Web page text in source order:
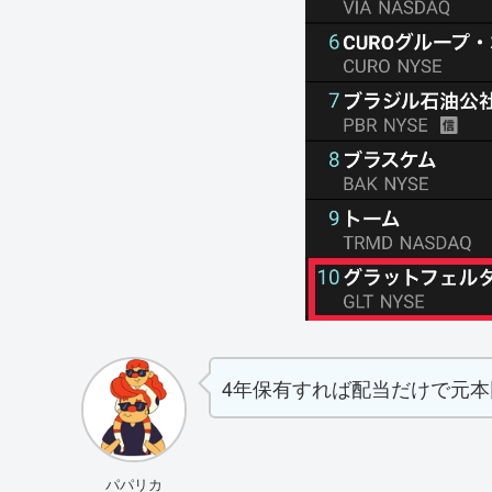
パパリカ
4年保有すれば配当だけで元